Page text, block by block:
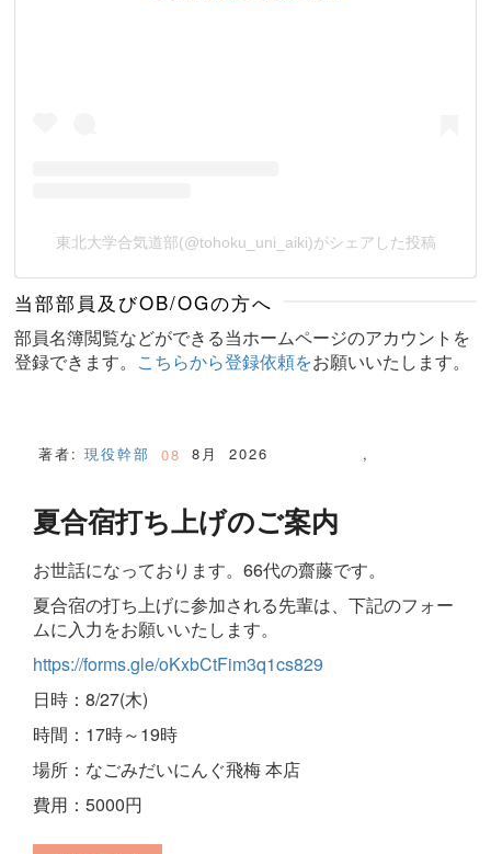
東北大学合気道部(@tohoku_uni_aiki)がシェアした投稿
当部部員及びOB/OGの方へ
部員名簿閲覧などができる当ホームページのアカウントを
登録できます。 こちらから登録依頼をお願いいたします。
著者: 現役幹部 08 8月 ,
2026
夏合宿打ち上げのご案内
お世話になっております。66代の齋藤です。
夏合宿の打ち上げに参加される先輩は、下記のフォー
ムに入力をお願いいたします。
https://forms.gle/oKxbCtFim3q1cs829
日時：8/27(木)
時間：17時～19時
場所：なごみだいにんぐ飛梅 本店
費用：5000円